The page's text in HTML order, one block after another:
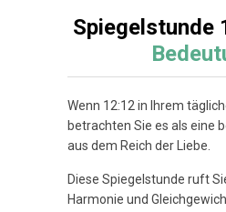
Spiegelstunde
Wenn 12:12 in Ihrem
betrachten Sie es als eine
aus dem Reich der Liebe.
Diese Spiegelstunde ruft
Harmonie und